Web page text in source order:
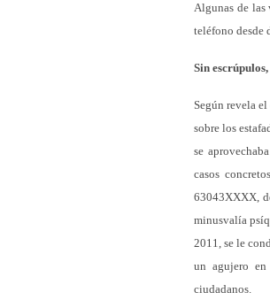
Algunas de las
teléfono desde
Sin
Según revela
sobre los
se
casos
63043XXXX,
minusvalía
2011, se le
un agujero en
ciudadanos.